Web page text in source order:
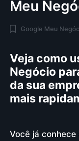
Meu
Google Meu
Veja como
Negócio
da sua
mais
Você já conhece